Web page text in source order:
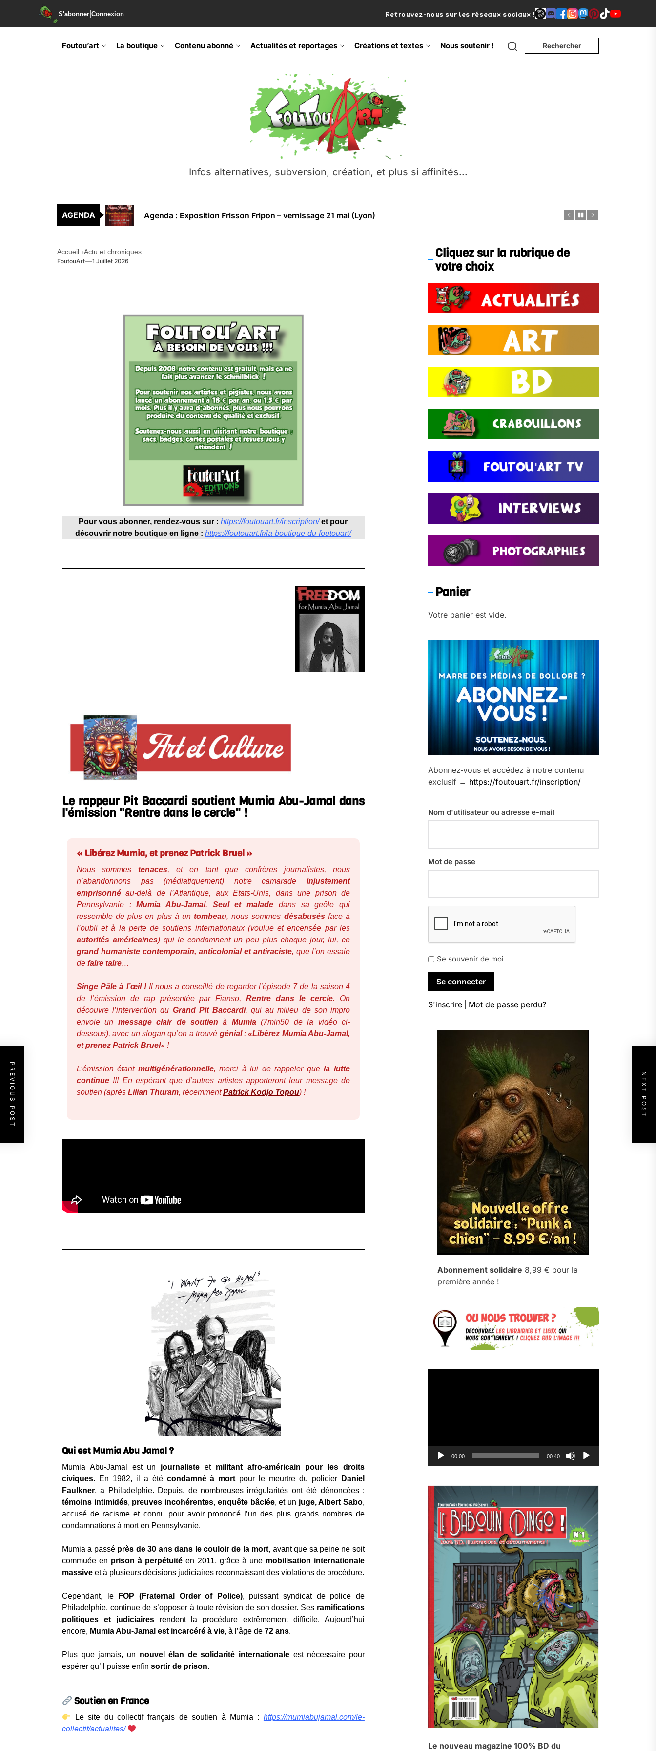
S'abonner Connexion Retrouvez-nous sur les réseaux sociaux !
Foutou’art La boutique Contenu abonné Actualités et reportages Créations et textes Nous soutenir ! Rechercher
Infos alternatives, subversion, création, et plus si affinités...
AGENDA
Agenda : Exposition Frisson Fripon – vernissage 21 mai (Lyon)
Retrouvez-nous au Bos’Tock Festival – Samedi 18 juillet (Vaulx-en-Velin)
Soirée de lancement – Ŝtono, un livre réalisé par Michaël Moretti & Pierre Lacôte
Agenda : Grand Rassemblement contre l’A412 à l’Établi (Haute-Savoie)
Agenda : Exposition Frisson Fripon – vernissage 21 mai (Lyon)
Retrouvez-nous au Bos’Tock Festival – Samedi 18 juillet (Vaulx-en-Velin)
Accueil Actu et chroniques
FoutouArt 1 Juillet 2026
Pour vous abonner, rendez-vous sur : https://foutouart.fr/inscription/ et pour
découvrir notre boutique en ligne : https://foutouart.fr/la-boutique-du-foutouart/
Le rappeur Pit Baccardi soutient Mumia Abu-Jamal dans
l'émission "Rentre dans le cercle" !
« Libérez Mumia, et prenez Patrick Bruel »
Nous sommestenaces, et en tant que confrères journalistes, nous
n’abandonnons pas (médiatiquement) notre camarade injustement
emprisonnéau-delà de l’Atlantique, aux Etats-Unis, dans une prison de
Pennsylvanie :Mumia Abu-Jamal. Seul et malade dans sa geôle qui
ressemble de plus en plus à untombeau, nous sommes désabusés face à
l’oubli et à la perte de soutiens internationaux (voulue et encensée par les
autorités américaines) qui le condamnent un peu plus chaque jour, lui, ce
grand humaniste contemporain, anticolonial et antiraciste, que l’on essaie
de faire taire…
Singe Pâle à l’œil !Il nous a conseillé de regarder l’épisode 7 de la saison 4
de l’émission de rap présentée par Fianso,Rentre dans le cercle. On
découvre l’intervention du Grand Pit Baccardi, qui au milieu de son impro
envoie un message clair de soutien à Mumia(7min50 de la vidéo ci-
dessous), avec un slogan qu’on a trouvé génial:«Libérez Mumia Abu-Jamal,
et prenez Patrick Bruel»!
L’émission étant multigénérationnelle, merci à lui de rappeler quela lutte
continue!!! En espérant que d’autres artistes apporteront leur message de
soutien (après Lilian Thuram, récemmentPatrick Kodjo Topou) !
Qui est Mumia Abu Jamal ?
Mumia Abu‑Jamal est un journaliste et militant afro‑américain pour les droits
civiques. En 1982, il a été condamné à mort pour le meurtre du policier
Daniel
Faulkner, à Philadelphie. Depuis, de nombreuses irrégularités ont été dénoncées :
témoins intimidés, preuves incohérentes, enquête bâclée, et un juge, Albert Sabo,
accusé de racisme et connu pour avoir prononcé l’un des plus grands nombres de
condamnations à mort en Pennsylvanie.
Mumia a passé près de 30 ans dans le couloir de la mort, avant que sa peine ne soit
commuée en prison à perpétuité en 2011, grâce à une mobilisation internationale
massive et à plusieurs décisions judiciaires reconnaissant des violations de procédure.
Cependant, le FOP (Fraternal Order of Police), puissant syndicat de police de
Philadelphie, continue de s’opposer à toute révision de son dossier. Ses ramifications
politiques et judiciairesrendent la procédure extrêmement difficile. Aujourd’hui
encore, Mumia Abu‑Jamal est incarcéré à vie, à l’âge de 72 ans.
Plus que jamais, un nouvel élan de solidarité internationale est nécessaire pour
espérer qu’il puisse enfin sortir de prison.
Soutien en France
Le site du collectif français de soutien à Mumia : https://mumiabujamal.com/le-
collectif/actualites/
PREVIOUS POST NEXT POST
Cliquez sur la rubrique de
votre choix
Panier
Votre panier est vide.
Abonnez‑vous et accédez à notre contenu
exclusif → https://foutouart.fr/inscription/
Nom d'utilisateur ou adresse e-mail
Mot de passe
Se souvenir de moi
S'inscrire Mot de passe perdu?
Abonnement solidaire 8,99 € pour la
première année !
00:00 00:40
Le nouveau magazine 100% BD du